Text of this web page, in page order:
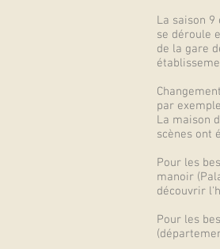
La saison
se déroule
de la gare
par
La maison
scènes ont
Pour les
manoir
découvrir
Pour les